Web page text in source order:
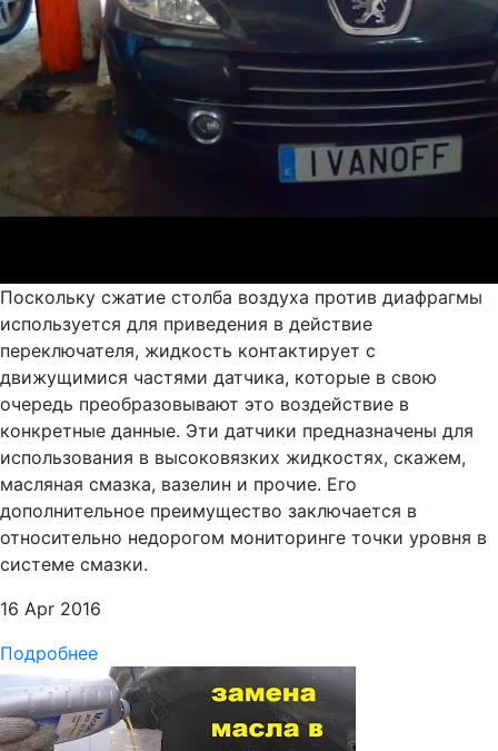
Поскольку сжатие столба воздуха против диафрагмы
используется для приведения в действие
переключателя, жидкость контактирует с
движущимися частями датчика, которые в свою
очередь преобразовывают это воздействие в
конкретные данные. Эти датчики предназначены для
использования в высоковязких жидкостях, скажем,
масляная смазка, вазелин и прочие. Его
дополнительное преимущество заключается в
относительно недорогом мониторинге точки уровня в
системе смазки.
16 Apr 2016
Подробнее